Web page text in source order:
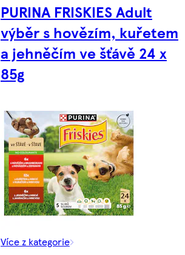
PURINA FRISKIES Adult
výběr s hovězím, kuřetem
a jehněčím ve šťávě 24 x
85g
Více z kategorie